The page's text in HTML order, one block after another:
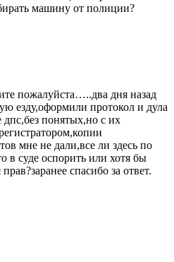
машину от полиции?
пожалуйста…..два дня назад
езду,оформили протокол и дула
дпс,без понятых,но с их
мне не дали,все ли здесь по
в суде оспорить или хотя бы
спасибо за ответ.